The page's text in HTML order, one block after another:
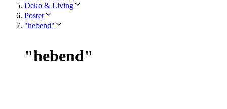
Deko & Living
Poster
"hebend"
"hebend"